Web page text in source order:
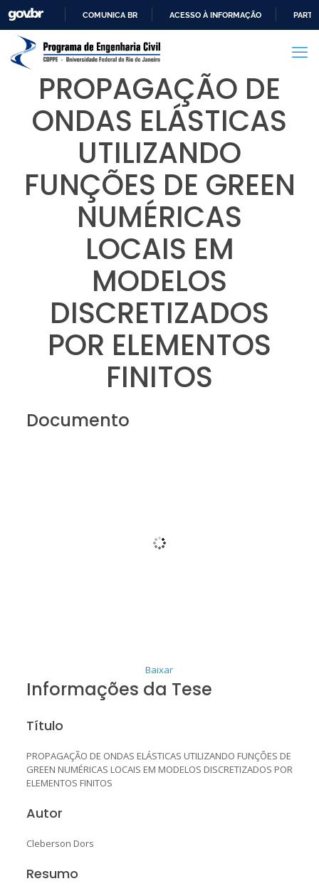
PARA
CONTEÚDO
COMUNICA BR ACESSO À INFORMAÇÃO
PROPAGAÇÃO DE
ONDAS ELÁSTICAS
UTILIZANDO
FUNÇÕES DE GREEN
NUMÉRICAS
LOCAIS EM
MODELOS
DISCRETIZADOS
POR ELEMENTOS
FINITOS
Documento
Baixar
Informações da Tese
Título
PROPAGAÇÃO DE ONDAS ELÁSTICAS UTILIZANDO FUNÇÕES DE
GREEN NUMÉRICAS LOCAIS EM MODELOS DISCRETIZADOS POR
ELEMENTOS FINITOS
Autor
Cleberson Dors
Resumo